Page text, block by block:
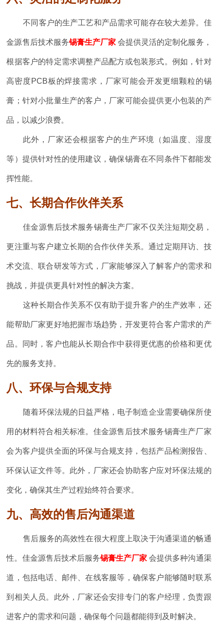
不同客户的生产工艺和产品需求可能存在较大差异。佳
金源售后技术服务锡膏生产厂家 会提供灵活的定制化服务，
根据客户的特定需求调整产品配方或包装形式。例如，针对
高密度PCB板的焊接需求，厂家可能会开发更细颗粒的锡
膏；针对小批量生产的客户，厂家可能会提供更小包装的产
品，以减少浪费。
此外，厂家还会根据客户的生产环境（如温度、湿度
等）提供针对性的使用建议，确保锡膏在不同条件下都能发
挥性能。
七、长期合作伙伴关系
佳金源售后技术服务锡膏生产厂家不仅关注短期交易，
更注重与客户建立长期的合作伙伴关系。通过定期拜访、技
术交流、联合研发等方式，厂家能够深入了解客户的需求和
挑战，并提供更具针对性的解决方案。
这种长期合作关系不仅有助于提升客户的生产效率，还
能帮助厂家更好地把握市场趋势，开发更符合客户需求的产
品。同时，客户也能从长期合作中获得更优惠的价格和更优
先的服务支持。
八、环保与合规支持
随着环保法规的日益严格，电子制造企业需要确保所使
用的材料符合相关标准。佳金源售后技术服务锡膏生产厂家
会为客户提供全面的环保与合规支持，包括产品检测报告、
环保认证文件等。此外，厂家还会协助客户应对环保法规的
变化，确保其生产过程始终符合要求。
九、高效的售后沟通渠道
售后服务的高效性在很大程度上取决于沟通渠道的畅通
性。佳金源售后技术后服务锡膏生产厂家 会提供多种沟通渠
道，包括电话、邮件、在线客服等，确保客户能够随时联系
到相关人员。此外，厂家还会安排专门的客户经理，负责跟
进客户的需求和问题，确保每个问题都能得到及时解决。